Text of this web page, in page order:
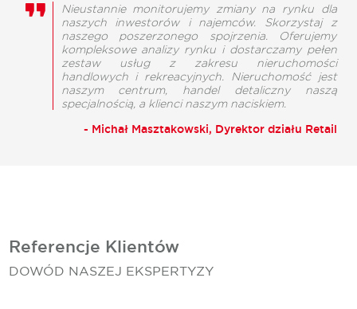
Nieustannie monitorujemy zmiany na rynku dla
naszych inwestorów i najemców. Skorzystaj z
naszego poszerzonego spojrzenia. Oferujemy
kompleksowe analizy rynku i dostarczamy pełen
zestaw usług z zakresu nieruchomości
handlowych i rekreacyjnych. Nieruchomość jest
naszym centrum, handel detaliczny naszą
specjalnością, a klienci naszym naciskiem.
- Michał Masztakowski, Dyrektor działu Retail
Referencje Klientów
DOWÓD NASZEJ EKSPERTYZY